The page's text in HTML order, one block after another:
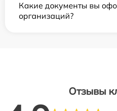
Какие документы вы
организаций?
Отзывы